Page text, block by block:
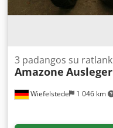
Wiefelstede 1 046 km
3 padangos su
Amazone